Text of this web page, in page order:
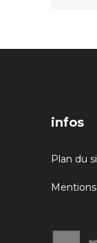
infos
Plan du